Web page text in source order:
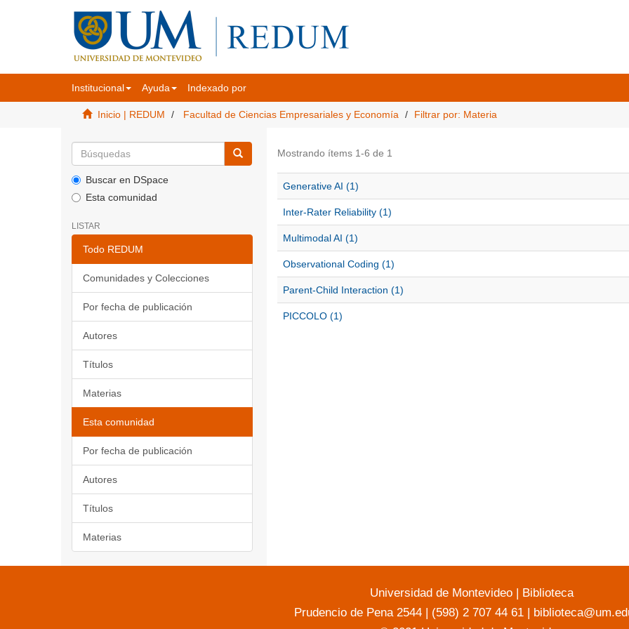
Institucional Ayuda Indexado por
Inicio | REDUM Facultad de Ciencias Empresariales y Economía Filtrar por: Materia
Buscar en DSpace
Esta comunidad
LISTAR
Todo REDUM
Comunidades y Colecciones
Por fecha de publicación
Autores
Títulos
Materias
Esta comunidad
Por fecha de publicación
Autores
Títulos
Materias
Mostrando ítems 1-6 de 1
Generative AI (1)
Inter-Rater Reliability (1)
Multimodal AI (1)
Observational Coding (1)
Parent-Child Interaction (1)
PICCOLO (1)
Universidad de Montevideo | Biblioteca
Prudencio de Pena 2544 | (598) 2 707 44 61 |